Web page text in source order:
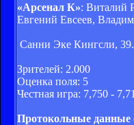
«Арсенал К»: Виталий
Евгений Евсеев,
Санни Эке Кингсли,
Зрителей: 2.000
Оценка поля: 5
Честная игра: 7,750 -
Протокольные